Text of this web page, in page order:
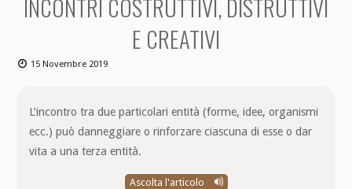
INCONTRI COSTRUTTIVI, DISTRUTTIVI
E CREATIVI
15 Novembre 2019
L’incontro tra due particolari entità (forme, idee, organismi
ecc.) può danneggiare o rinforzare ciascuna di esse o dar
vita a una terza entità.
Ascolta l'articolo